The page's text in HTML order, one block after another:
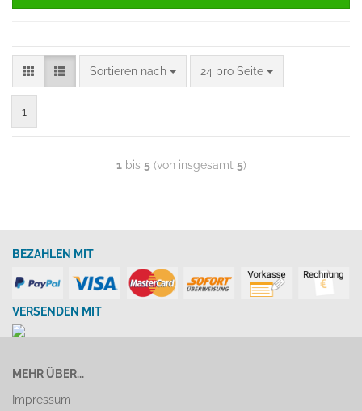
Sortieren nach 24 pro Seite
1
1bis 5(von insgesamt 5)
BEZAHLEN MIT
VERSENDEN MIT
MEHR ÜBER...
Impressum